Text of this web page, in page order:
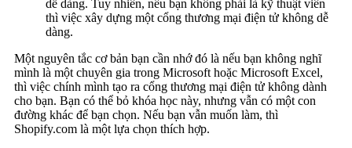
dễ dàng. Tuy nhiên, nếu bạn không phải là kỹ thuật viên
thì việc xây dựng một cổng thương mại điện tử không dễ
dàng.
Một nguyên tắc cơ bản bạn cần nhớ đó là nếu bạn không nghĩ
mình là một chuyên gia trong Microsoft hoặc Microsoft Excel,
thì việc chính mình tạo ra cổng thương mại điện tử không dành
cho bạn. Bạn có thể bỏ khóa học này, nhưng vẫn có một con
đường khác để bạn chọn. Nếu bạn vẫn muốn làm, thì
Shopify.com là một lựa chọn thích hợp.